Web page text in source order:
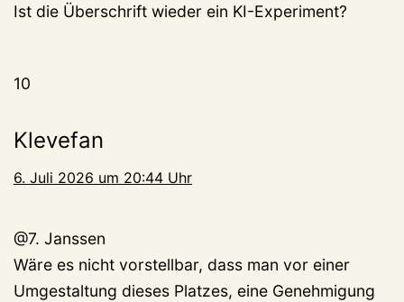
Ist die Überschrift wieder ein KI-Experiment?
10
Klevefan
6. Juli 2026 um 20:44 Uhr
@7. Janssen
Wäre es nicht vorstellbar, dass man vor einer
Umgestaltung dieses Platzes, eine Genehmigung